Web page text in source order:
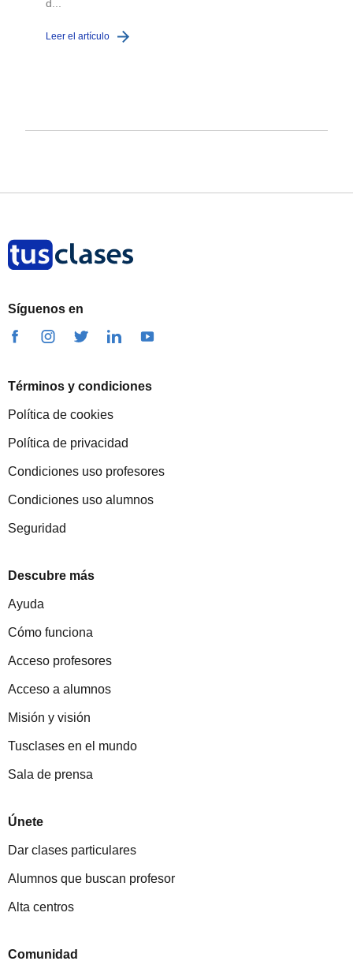
d...
Leer el artículo
Síguenos en
Términos y condiciones
Política de cookies
Política de privacidad
Condiciones uso profesores
Condiciones uso alumnos
Seguridad
Descubre más
Ayuda
Cómo funciona
Acceso profesores
Acceso a alumnos
Misión y visión
Tusclases en el mundo
Sala de prensa
Únete
Dar clases particulares
Alumnos que buscan profesor
Alta centros
Comunidad